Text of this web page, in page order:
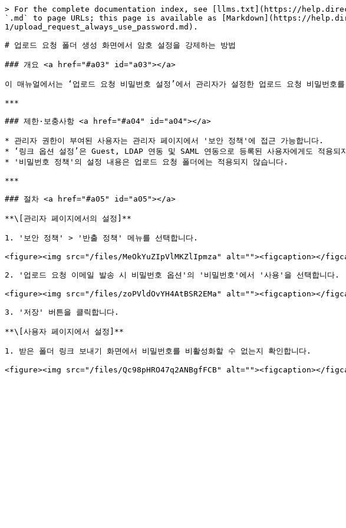
> For the complete documentation index, see [llms.txt](https://
`.md` to page URLs; this page is available as [Markdown](https://
1/upload_request_always_use_password.md).
# 업로드 요청 폴더 생성 화면에서 암호 설정을 강제하는 방법
### 개요 <a href="#a03" id="a03"></a>
이 매뉴얼에서는 ‘업로드 요청 비밀번호 설정’에서 관리자가 설정한 업로드 요청 비밀번
***
### 제한·보충사항 <a href="#a04" id="a04"></a>
* 관리자 권한이 부여된 사용자는 관리자 페이지에서 '보안 정책'에 접근 가능합니다.
* ‘링크 옵션 설정’은 Guest, LDAP 연동 및 SAML 연동으로 등록된 사용자에게도 적용
* '비밀번호 정책'의 설정 내용은 업로드 요청 폴더에는 적용되지 않습니다.
***
### 절차 <a href="#a05" id="a05"></a>
**\[관리자 페이지에서의 설정]**
1. '보안 정책' > '반출 정책' 메뉴를 선택합니다.
<figure><img src="/files/MeOkYuZIpVlMKZlIpmza" alt=""><figcaption></
2. '업로드 요청 이메일 발송 시 비밀번호 옵션'의 '비밀번호'에서 '사용'을 선택합니다.
<figure><img src="/files/zoPVldOvYH4AtBSR2EMa" alt=""><figcaption></
3. '저장' 버튼을 클릭합니다.
**\[사용자 페이지에서 설정]**
1. 받은 폴더 링크 보내기 화면에서 비밀번호를 비활성화할 수 없는지 확인합니다.